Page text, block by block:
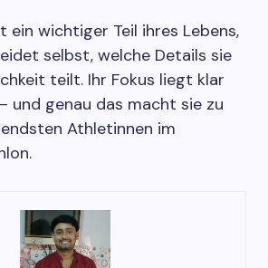
ein wichtiger Teil ihres Lebens,
selbst, welche Details sie
teilt. Ihr Fokus liegt klar
und genau das macht sie zu
Athletinnen im